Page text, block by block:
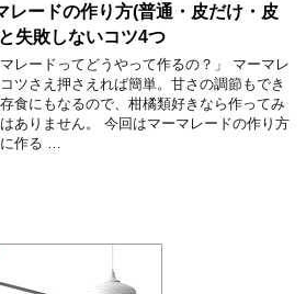
レードの作り方(普通・皮だけ・皮
失敗しないコツ4つ
マレードってどうやって作るの？」 マーマレ
ツさえ押さえれば簡単。甘さの調節もでき
食にもなるので、柑橘類好きなら作ってみ
ありません。 今回はマーマレードの作り方
作る …